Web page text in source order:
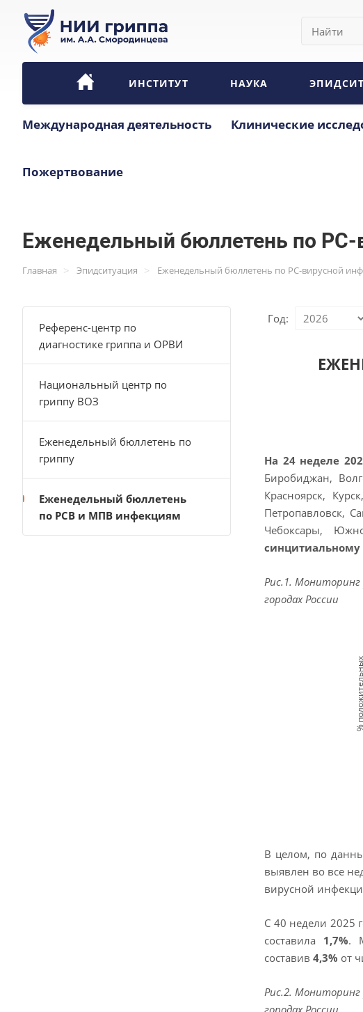
ИНСТИТУТ НАУКА
Международная деятельность Клинические
Пожертвование
Еженедельный бюллетень по РС-
Главная > Эпидситуация > Еженедельный бюллетень по РС-вирусной
Год:
На 24 неделе
Биробиджан,
Красноярск,
Петропавловск,
Чебоксары,
Рис.1. Мониторинг
городах России
% положительных
В целом, по
выявлен во все
вирусной
С 40 недели 2025
составила 1,7%.
составив 4,3% от
Рис.2. Мониторинг
Референс-центр по
диагностике гриппа и ОРВИ
Национальный центр по
гриппу ВОЗ
Еженедельный бюллетень по
гриппу
Еженедельный бюллетень
по РСВ и МПВ инфекциям